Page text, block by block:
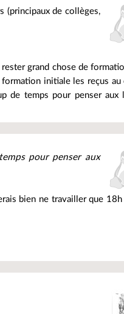
(principaux de collèges,
grand chose de
initiale les reçus au
de temps pour penser aux
pour penser aux
bien ne travailler que 18h